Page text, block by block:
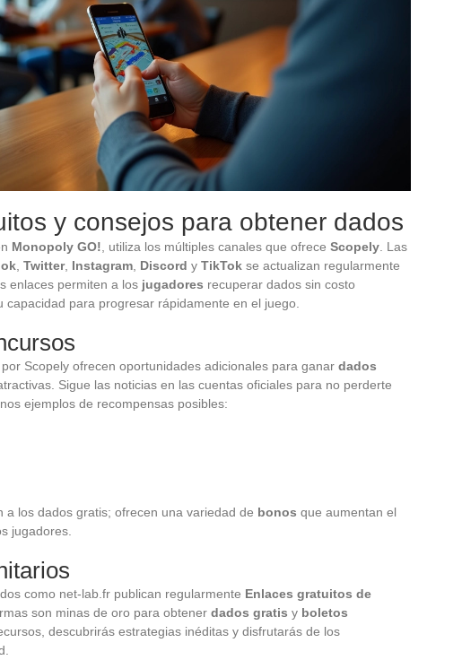
y consejos para obtener dados
Monopoly GO! , utiliza los múltiples canales que ofrece Scopely . Las
Twitter, Instagram Discord y TikTok se actualizan regularmente
enlaces permiten a los jugadores recuperar dados sin costo
para progresar rápidamente en el juego.
Scopely ofrecen oportunidades adicionales para ganar dados
Sigue las noticias en las cuentas oficiales para no perderte
ejemplos de recompensas posibles:
a los dados gratis; ofrecen una variedad de bonos que aumentan el
jugadores.
como net-lab.fr publican regularmente Enlaces gratuitos de
son minas de oro para obtener dados gratis y boletos
descubrirás estrategias inéditas y disfrutarás de los